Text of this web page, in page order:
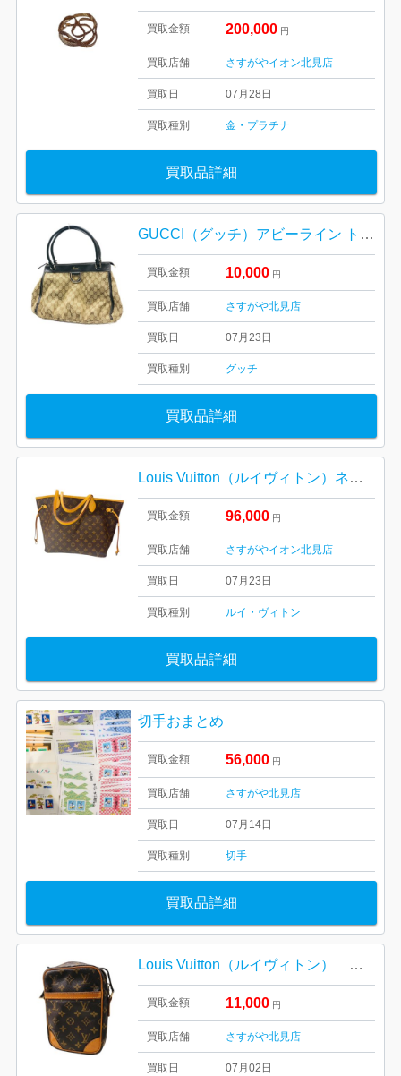
買取金額 200,000 円
買取店舗 さすがやイオン北見店
買取日 07月28日
買取種別 金・プラチナ
買取品詳細
GUCCI（グッチ）アビーライン トートバッグ
買取金額 10,000 円
買取店舗 さすがや北見店
買取日 07月23日
買取種別 グッチ
買取品詳細
Louis Vuitton（ルイヴィトン）ネヴァーフルMM トートバッグ
買取金額 96,000 円
買取店舗 さすがやイオン北見店
買取日 07月23日
買取種別 ルイ・ヴィトン
買取品詳細
切手おまとめ
買取金額 56,000 円
買取店舗 さすがや北見店
買取日 07月14日
買取種別 切手
買取品詳細
Louis Vuitton（ルイヴィトン） ダヌーブ ショルダーバッグ
買取金額 11,000 円
買取店舗 さすがや北見店
買取日 07月02日